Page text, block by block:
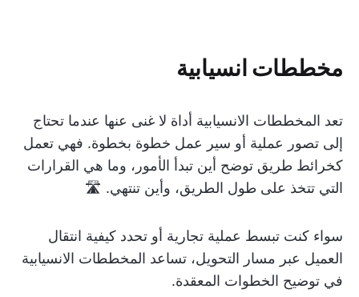
مخططات انسيابية
تعد المخططات الانسيابية أداة لا غنى عنها عندما تحتاج
إلى تصور عملية أو سير عمل خطوة بخطوة. فهي تعمل
كخرائط طريق توضح أين تبدأ الأمور، وما هي القرارات
التي تتخذ على طول الطريق، وأين تنتهي. 🛣️
سواء كنت تبسط عملية تجارية أو تحدد كيفية انتقال
العميل عبر مسار التحويل، تساعد المخططات الانسيابية
في توضيح الخطوات المعقدة.